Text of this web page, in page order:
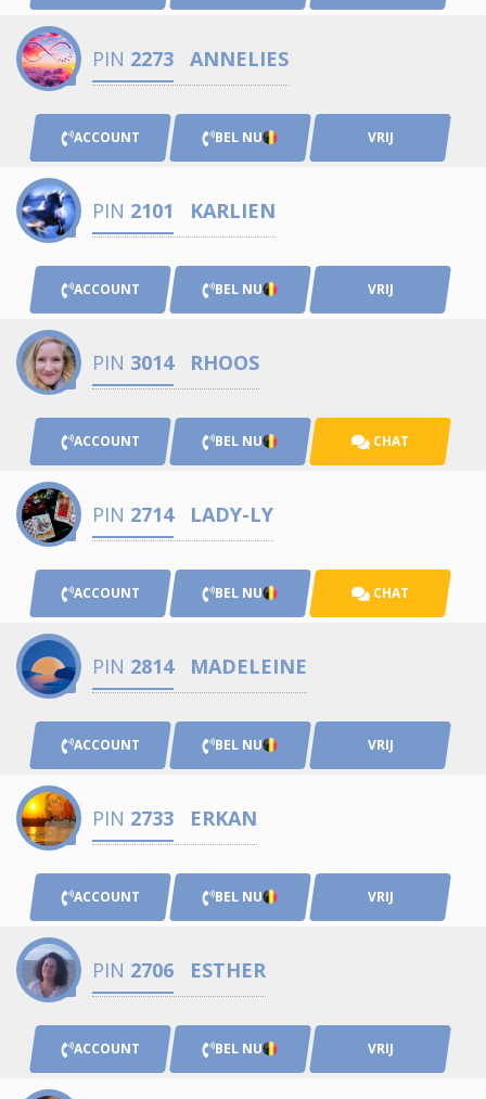
PIN 2273 ANNELIES
ACCOUNT BEL NU VRIJ
PIN 2101 KARLIEN
ACCOUNT BEL NU VRIJ
PIN 3014 RHOOS
ACCOUNT BEL NU CHAT
PIN 2714 LADY-LY
ACCOUNT BEL NU CHAT
PIN 2814 MADELEINE
ACCOUNT BEL NU VRIJ
PIN 2733 ERKAN
ACCOUNT BEL NU VRIJ
PIN 2706 ESTHER
ACCOUNT BEL NU VRIJ